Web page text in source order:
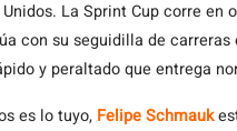
La Sprint Cup corre
con su seguidilla de
y peraltado que entrega
es lo tuyo, Felipe Schmauk